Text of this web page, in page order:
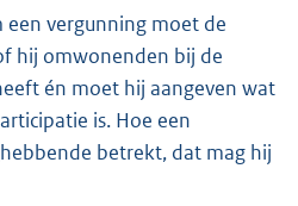
een vergunning moet de
hij omwonenden bij de
én moet hij aangeven wat
is. Hoe een
betrekt, dat mag hij